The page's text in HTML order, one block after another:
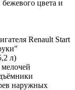
цвета и
Renault Start
л)
наружных